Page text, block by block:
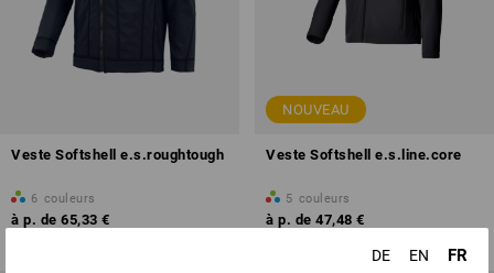
Veste Softshell e.s.roughtough
6 couleurs
à p. de 65,33 €
NOUVEAU
Veste Softshell e.s.line.core
5 couleurs
à p. de 47,48 €
DE EN FR